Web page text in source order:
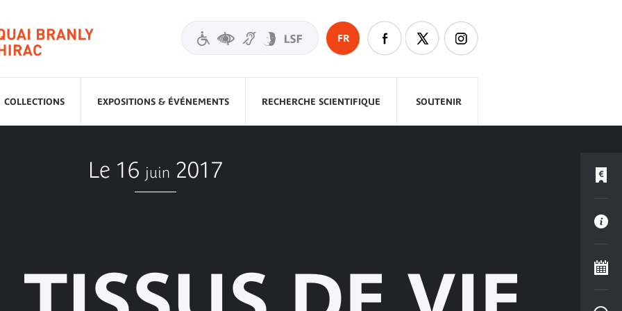
FR
COLLECTIONS EXPOSITIONS & ÉVÉNEMENTS RECHERCHE SCIENTIFIQUE SOUTENIR
Le 16 juin 2017